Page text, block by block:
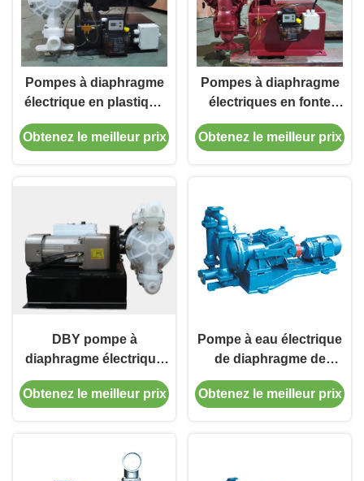
Pompes à diaphragme
électrique en plastique
DBY avec boîte de
réduction de tension
Obtenez le meilleur prix
Pompes à diaphragme
électriques en fonte
avec tête de 30 pieds
Obtenez le meilleur prix
DBY pompe à
diaphragme électrique
avec boîte de réduction
polyvalente pour
Obtenez le meilleur prix
Pompe à eau électrique
de diaphragme de
pression de la barre
3kgf/Cm2 de la pompe à
Obtenez le meilleur prix